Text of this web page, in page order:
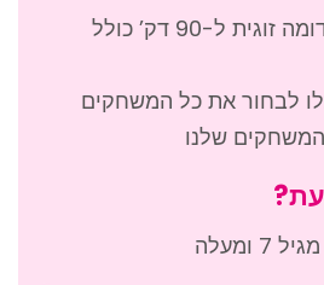
חווית מציאות מדומה זוגית ל-90 דק’ כולל
לבחור את כל המשחקים
שלנו
ומעלה